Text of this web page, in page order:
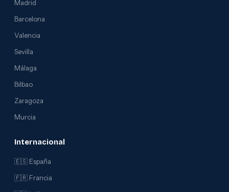
Madrid
Barcelona
Valencia
Sevilla
Málaga
Bilbao
Zaragoza
Murcia
Internacional
🇪🇸 España
🇫🇷 Francia